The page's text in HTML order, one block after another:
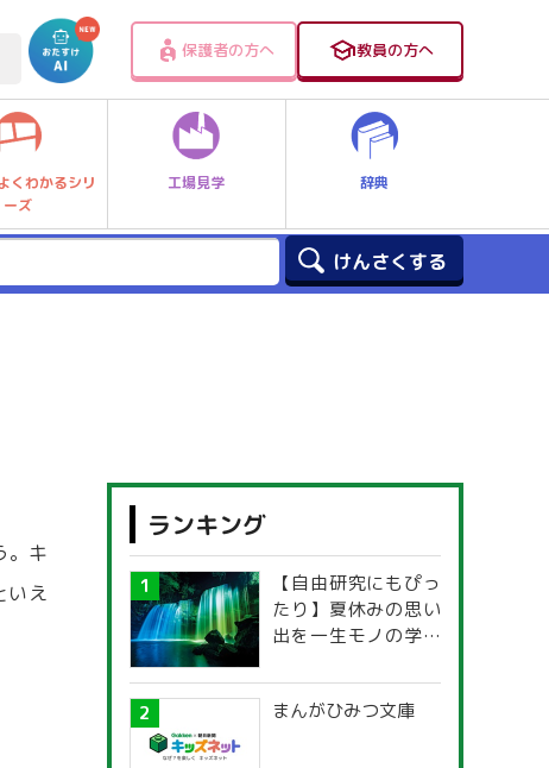
保護者の方へ 教員の方へ
くわかるシリ
ーズ
工場見学 辞典
。キ
いえ
ランキング
【自由研究にもぴっ
たり】夏休みの思い
出を一生モノの学び
探究ガイド
まんがひみつ文庫